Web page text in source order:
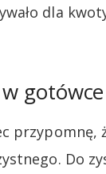
dla
w gotówce
przypomnę,
Do